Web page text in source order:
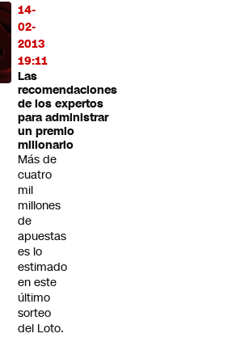
14-
02-
2013
19:11
Las
recomendaciones
de los expertos
para administrar
un premio
millonario
Más de
cuatro
mil
millones
de
apuestas
es lo
estimado
en este
último
sorteo
del Loto.